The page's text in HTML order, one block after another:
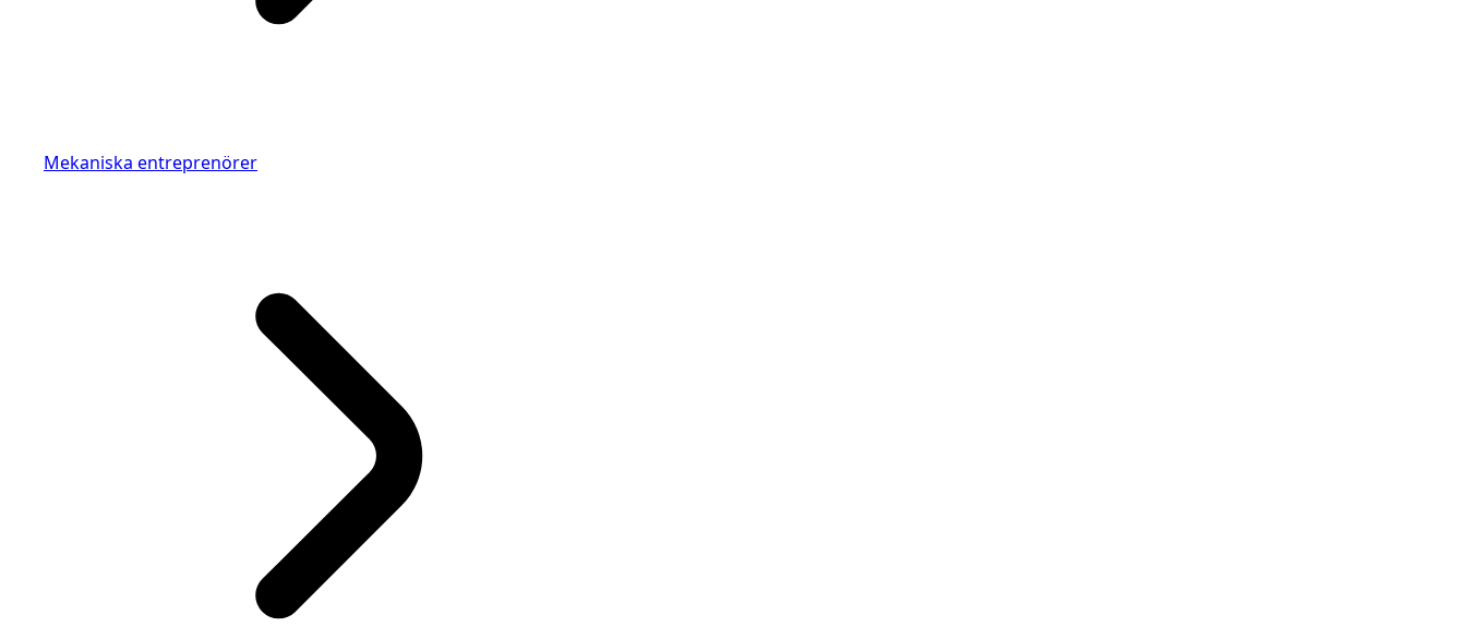
Mekaniska entreprenörer